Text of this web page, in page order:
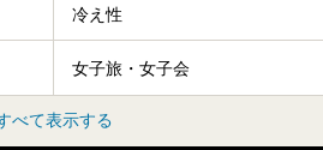
冷え性
女子旅・女子会
べて表示する